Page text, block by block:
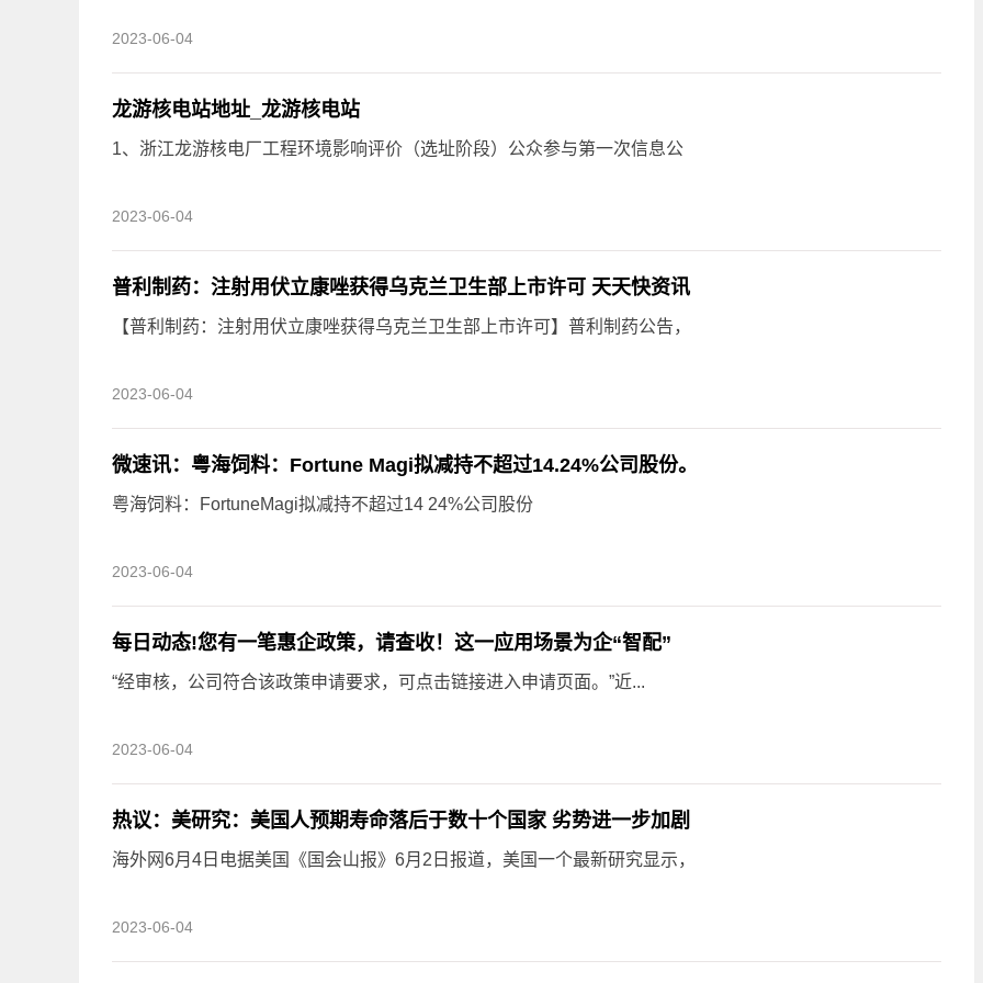
2023-06-04
龙游核电站地址_龙游核电站
1、浙江龙游核电厂工程环境影响评价（选址阶段）公众参与第一次信息公
2023-06-04
普利制药：注射用伏立康唑获得乌克兰卫生部上市许可 天天快资讯
【普利制药：注射用伏立康唑获得乌克兰卫生部上市许可】普利制药公告，
2023-06-04
微速讯：粤海饲料：Fortune Magi拟减持不超过14.24%公司股份。
粤海饲料：FortuneMagi拟减持不超过14 24%公司股份
2023-06-04
每日动态!您有一笔惠企政策，请查收！这一应用场景为企“智配”️
“经审核，公司符合该政策申请要求，可点击链接进入申请页面。”近...
2023-06-04
热议：美研究：美国人预期寿命落后于数十个国家 劣势进一步加剧
海外网6月4日电据美国《国会山报》6月2日报道，美国一个最新研究显示，
2023-06-04